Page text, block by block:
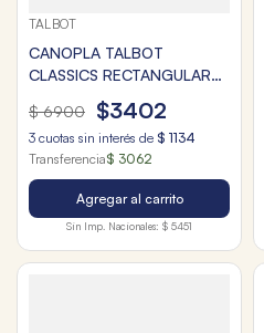
TALBOT
CANOPLA TALBOT
CLASSICS RECTANGULAR
$ 6900 $3402
3 cuotas sin interés de $ 1134
Transferencia$ 3062
Agregar al carrito
Sin Imp. Nacionales: $ 5451